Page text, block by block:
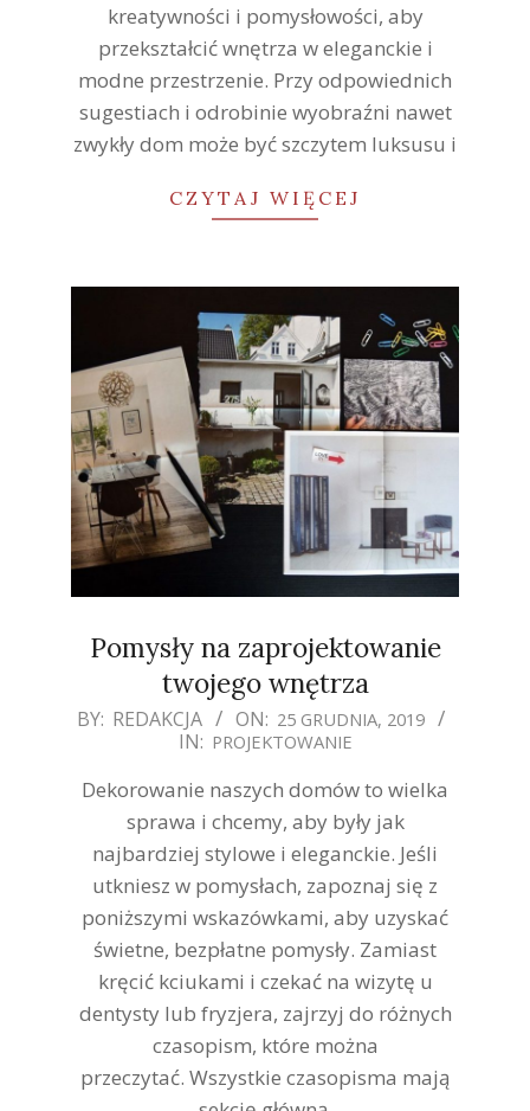
kreatywności i pomysłowości, aby
przekształcić wnętrza w eleganckie i
modne przestrzenie. Przy odpowiednich
sugestiach i odrobinie wyobraźni nawet
zwykły dom może być szczytem luksusu i
CZYTAJ WIĘCEJ
Pomysły na zaprojektowanie
twojego wnętrza
2019-
25
BY: REDAKCJA ON: 25 GRUDNIA, 2019
IN: PROJEKTOWANIE
Dekorowanie naszych domów to wielka
sprawa i chcemy, aby były jak
najbardziej stylowe i eleganckie. Jeśli
utkniesz w pomysłach, zapoznaj się z
poniższymi wskazówkami, aby uzyskać
świetne, bezpłatne pomysły. Zamiast
kręcić kciukami i czekać na wizytę u
dentysty lub fryzjera, zajrzyj do różnych
czasopism, które można
przeczytać. Wszystkie czasopisma mają